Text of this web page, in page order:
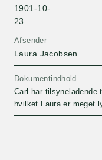
Afsender
Laura Jacobsen
1901-10-
23
Dokumentindhold
Carl har tilsyneladende
hvilket Laura er meget